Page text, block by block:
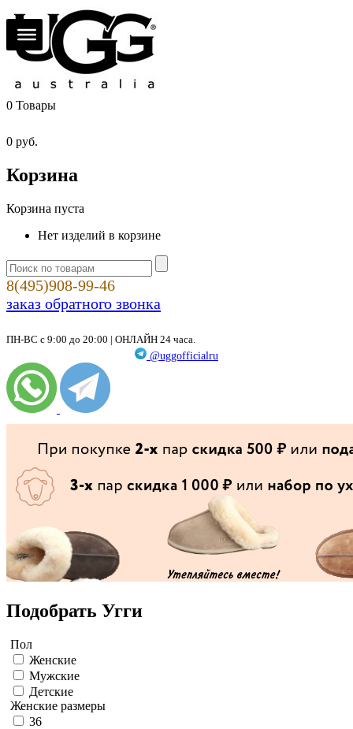
0 Товары
0 руб.
Корзина
Корзина пуста
Нет изделий в корзине
8(495)908-99-46
заказ обратного звонка
ПН-ВС с 9:00 до 20:00 | ОНЛАЙН 24 часа.
@uggofficialru
Подобрать Угги
Пол
Женские
Мужские
Детские
Женские размеры
36